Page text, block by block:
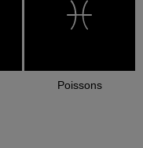
Poissons